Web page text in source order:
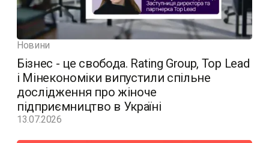
Новини
Бізнес - це свобода. Rating Group, Top Lead
і Мінекономіки випустили спільне
дослідження про жіноче
підприємництво в Україні
13.07.2026